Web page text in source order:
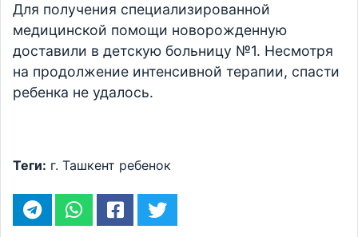
Для получения специализированной
медицинской помощи новорожденную
доставили в детскую больницу №1. Несмотря
на продолжение интенсивной терапии, спасти
ребенка не удалось.
Теги: г. Ташкент ребенок